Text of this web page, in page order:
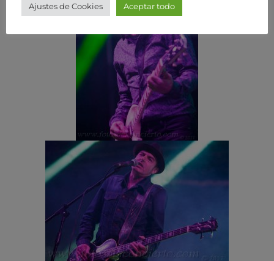
Ajustes de Cookies Aceptar todo